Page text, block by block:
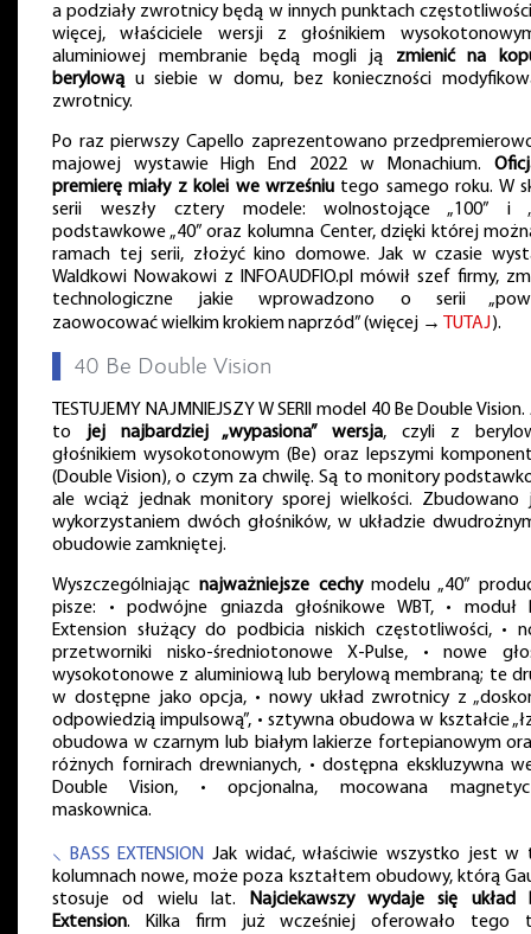
a podziały zwrotnicy będą w innych punktach
więcej, właściciele wersji z głośnikiem
aluminiowej membranie będą mogli ją zmienić na
berylową u siebie w domu, bez konieczności
zwrotnicy.
Po raz pierwszy Capello zaprezentowano
majowej wystawie High End 2022 w Monachium.
premierę miały z kolei we wrześniu tego samego roku. W
serii weszły cztery modele: wolnostojące „100” i
podstawkowe „40” oraz kolumna Center, dzięki której
ramach tej serii, złożyć kino domowe. Jak w czasie
Waldkowi Nowakowi z INFOAUDFIO.pl mówił szef firmy,
technologiczne jakie wprowadzono o serii
zaowocować wielkim krokiem naprzód” (więcej → TUTAJ).
40 Be Double Vision
TESTUJEMY NAJMNIEJSZY W SERII model 40 Be Double
to jej najbardziej „wypasiona” wersja, czyli z
głośnikiem wysokotonowym (Be) oraz lepszymi
(Double Vision), o czym za chwilę. Są to monitory
ale wciąż jednak monitory sporej wielkości. Zbudowano
wykorzystaniem dwóch głośników, w układzie
obudowie zamkniętej.
Wyszczególniając najważniejsze cechymodelu „40”
pisze: • podwójne gniazda głośnikowe WBT, • moduł
Extension służący do podbicia niskich częstotliwości, •
przetworniki nisko-średniotonowe X-Pulse, • nowe
wysokotonowe z aluminiową lub berylową membraną; te
w dostępne jako opcja, • nowy układ zwrotnicy z
odpowiedzią impulsową”, • sztywna obudowa w kształcie
obudowa w czarnym lub białym lakierze fortepianowym
różnych fornirach drewnianych, • dostępna ekskluzywna
Double Vision, • opcjonalna, mocowana
maskownica.
⸜ BASS EXTENSION Jak widać, właściwie wszystko jest w
kolumnach nowe, może poza kształtem obudowy, którą
stosuje od wielu lat. Najciekawszy wydaje się układ
Extension. Kilka firm już wcześniej oferowało tego